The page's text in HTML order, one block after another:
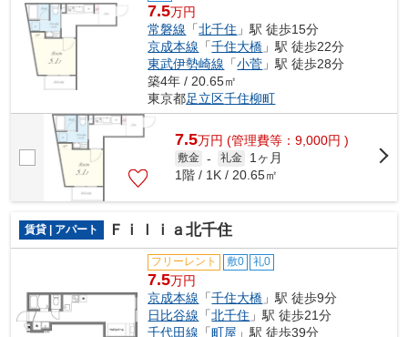
7.5万円
常磐線 「北千住 」駅 徒歩15分
京成本線 「千住大橋 」駅 徒歩22分
東武伊勢崎線 「小菅 」駅 徒歩28分
築4年 / 20.65㎡
東京都足立区千住柳町
7.5万円 (管理費等：9,000円 )
敷金 - 礼金
1ヶ月
1階 / 1K / 20.65㎡
賃貸 | アパート Ｆｉｌｉａ北千住
フリーレント 敷0 礼0
7.5万円
京成本線 「千住大橋 」駅 徒歩9分
日比谷線 「北千住 」駅 徒歩21分
千代田線 「町屋 」駅 徒歩39分